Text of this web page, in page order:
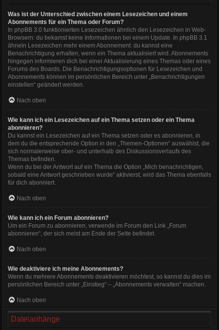
Was ist der Unterschied zwischen einem Lesezeichen und einem
Abonnements für ein Thema oder Forum?
In phpBB 3.0 funktionierten Lesezeichen ähnlich den Lesezeichen in Web-
Browsern: du bekamst keine Informationen bei einem Update. In phpBB 3.1
ähneln Lesezeichen mehr einem Abonnement: du kannst eine
Benachrichtigung erhalten, wenn ein Thema aktualisiert wird. Abonnements
hingegen informieren dich bei einer Aktualisierung eines Themas oder eines
Forums des Boards. Die Benachrichtigungsoptionen für Lesezeichen und
Abonnements können im persönlichen Bereich unter „Benachrichtigungen
einstellen“ geändert werden.
Nach oben
Wie kann ich ein Lesezeichen auf ein Thema setzen oder ein Thema
abonnieren?
Du kannst ein Lesezeichen auf ein Thema setzen oder es abonnieren, in
dem du die entsprechende Option in den „Themen-Optionen“ auswählst, die
sich normalerweise ober- und unterhalb des Diskussionsverlaufs des
Themas befinden.
Wenn du bei der Antwort auf ein Thema die Option „Mich benachrichtigen,
sobald eine Antwort geschrieben wurde“ aktivierst, wird das Thema ebenfalls
für dich abonniert.
Nach oben
Wie kann ich ein Forum abonnieren?
Um ein Forum zu abonnieren, verwende im Forum den Link „Forum
abonnieren“, der sich meist am Ende der Seite befindet.
Nach oben
Wie deaktiviere ich meine Abonnements?
Wenn du mehrere Abonnements deaktivieren möchtest, so kannst du dies im
persönlichen Bereich unter „Einstieg“ – „Abonnements verwalten“ machen.
Nach oben
Dateianhänge